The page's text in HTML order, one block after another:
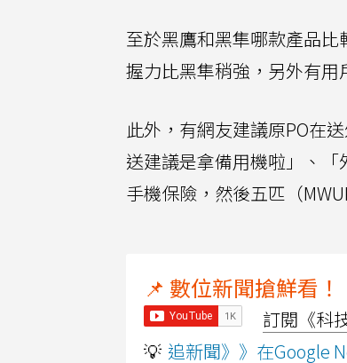
至於黑鷹和黑隼哪款產品
握力比黑隼稍強，另外有
此外，有網友建議原PO在
送建議是拿備用機啦」、
手機保險，然後五匹（
📌 數位新聞搶鮮看！
訂閱《科
💡 追新聞》》在Google